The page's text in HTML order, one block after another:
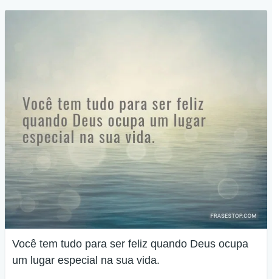
Você tem tudo para ser feliz quando Deus ocupa
um lugar especial na sua vida.